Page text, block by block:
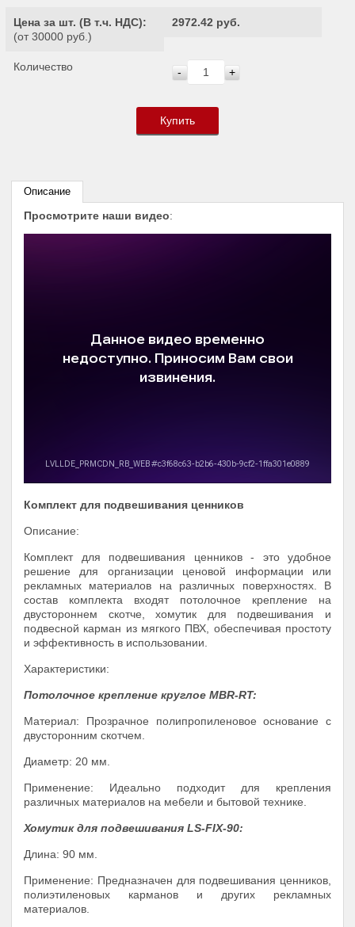
Цена за шт. (В т.ч. НДС):
(от 30000 руб.)
2972.42 руб.
Количество - +
Купить
Описание
Просмотрите наши видео:
Комплект для подвешивания ценников
Описание:
Комплект для подвешивания ценников - это удобное
решение для организации ценовой информации или
рекламных материалов на различных поверхностях. В
состав комплекта входят потолочное крепление на
двустороннем скотче, хомутик для подвешивания и
подвесной карман из мягкого ПВХ, обеспечивая простоту
и эффективность в использовании.
Характеристики:
Потолочное крепление круглое MBR-RT:
Материал: Прозрачное полипропиленовое основание с
двусторонним скотчем.
Диаметр: 20 мм.
Применение: Идеально подходит для крепления
различных материалов на мебели и бытовой технике.
Хомутик для подвешивания LS-FIX-90:
Длина: 90 мм.
Применение: Предназначен для подвешивания ценников,
полиэтиленовых карманов и других рекламных
материалов.